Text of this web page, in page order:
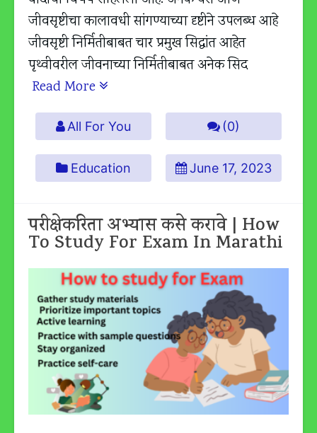
जीवसृष्टीचा कालावधी सांगण्याच्या दृष्टीने उपलब्ध आहे
जीवसृष्टी निर्मितीबाबत चार प्रमुख सिद्धांत आहेत
पृथ्वीवरील जीवनाच्या निर्मितीबाबत अनेक सिद
Read More
All For You (0)
Education June 17, 2023
परीक्षेकरिता अभ्यास कसे करावे | How
To Study For Exam In Marathi